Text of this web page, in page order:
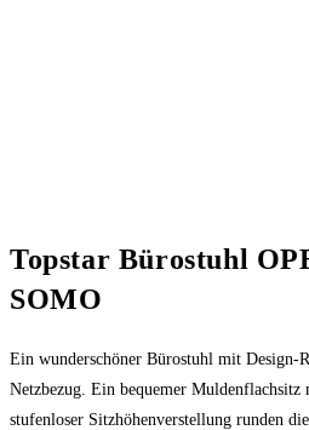
Topstar Bürostuhl
SOMO
Ein wunderschöner Bürostuhl mit Design-
Netzbezug. Ein bequemer
stufenloser Sitzhöhenverstellung runden